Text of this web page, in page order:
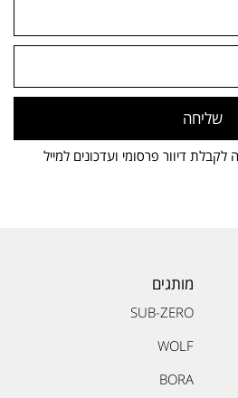
שליחה
דיוור פרסומי ועדכונים למייל
מותגים
SUB-ZERO
WOLF
BORA